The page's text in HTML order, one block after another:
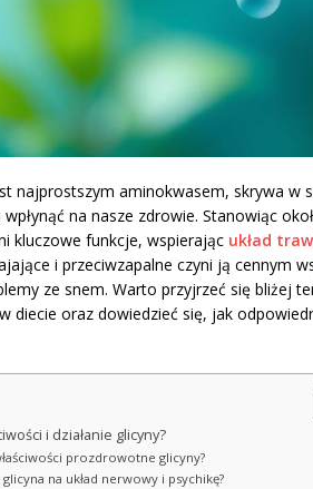
najprostszym aminokwasem, skrywa w
na nasze zdrowie. Stanowiąc
kluczowe funkcje, wspierając układ
i przeciwzapalne czyni ją cennym
ze snem. Warto przyjrzeć się bliżej
diecie oraz dowiedzieć się, jak
i działanie glicyny?
prozdrowotne glicyny?
glicyna na układ nerwowy i psychikę?